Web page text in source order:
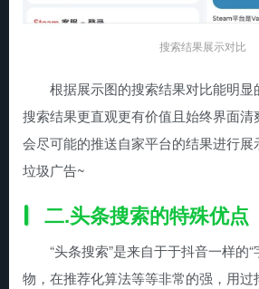
搜索结果展示对比
根据展示图的搜索结果对比能明显
搜索结果更直观更有价值且始终界面清
会尽可能的推送自家平台的结果进行展
垃圾广告~
二.头条搜索的特殊优点
“头条搜索”是来自于于抖音一样的
物，在推荐化算法等等非常的强，用